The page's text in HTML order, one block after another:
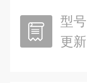
型号
更